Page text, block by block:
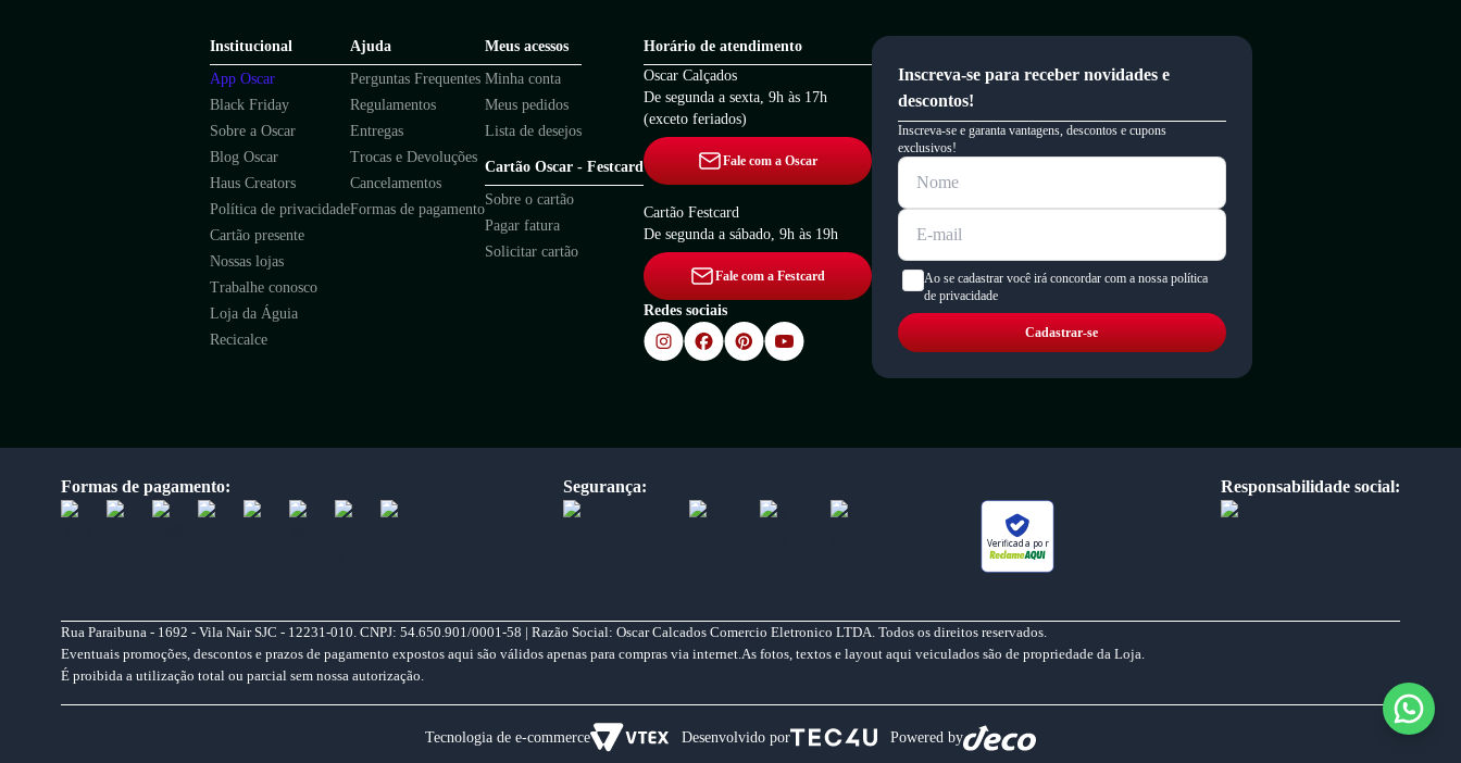
Institucional
App Oscar
Black Friday
Sobre a Oscar
Blog Oscar
Haus Creators
Política de privacidade
Cartão presente
Nossas lojas
Trabalhe conosco
Loja da Águia
Recicalce
Ajuda
Perguntas Frequentes
Regulamentos
Entregas
Trocas e Devoluções
Cancelamentos
Formas de pagamento
Meus acessos
Minha conta
Meus pedidos
Lista de desejos
Cartão Oscar - Festcard
Sobre o cartão
Pagar fatura
Solicitar cartão
Horário de atendimento
Oscar Calçados
De segunda a sexta, 9h às 17h
(exceto feriados)
Fale com a Oscar
Cartão Festcard
De segunda a sábado, 9h às 19h
Fale com a Festcard
Redes sociais
Inscreva-se para receber novidades e
descontos!
Inscreva-se e garanta vantagens, descontos e cupons
exclusivos!
Ao se cadastrar você irá concordar com a nossa política
de privacidade
Cadastrar-se
Formas de pagamento: Segurança:
Verificada por
Responsabilidade social:
Rua Paraibuna - 1692 - Vila Nair SJC - 12231-010. CNPJ: 54.650.901/0001-58 | Razão Social: Oscar Calcados Comercio Eletronico LTDA. Todos os direitos reservados.
Eventuais promoções, descontos e prazos de pagamento expostos aqui são válidos apenas para compras via internet.As fotos, textos e layout aqui veiculados são de propriedade da Loja.
É proibida a utilização total ou parcial sem nossa autorização.
Tecnologia de e-commerce Desenvolvido por Powered by